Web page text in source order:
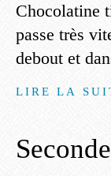
Chocolatine
passe très
debout et
LIRE LA